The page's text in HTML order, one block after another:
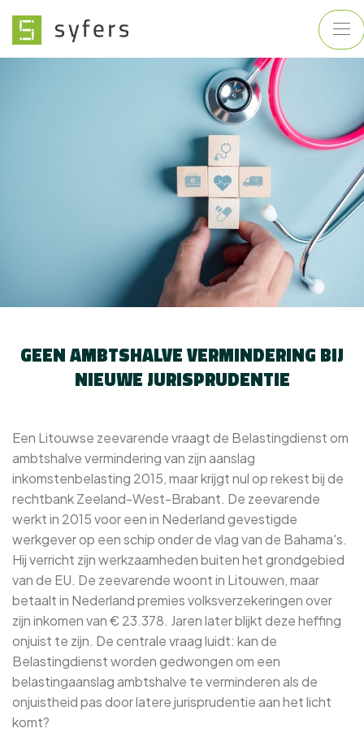
GEEN AMBTSHALVE VERMINDERING BIJ
NIEUWE JURISPRUDENTIE
Een Litouwse zeevarende vraagt de Belastingdienst om
ambtshalve vermindering van zijn aanslag
inkomstenbelasting 2015, maar krijgt nul op rekest bij de
rechtbank Zeeland-West-Brabant. De zeevarende
werkt in 2015 voor een in Nederland gevestigde
werkgever op een schip onder de vlag van de Bahama's.
Hij verricht zijn werkzaamheden buiten het grondgebied
van de EU. De zeevarende woont in Litouwen, maar
betaalt in Nederland premies volksverzekeringen over
zijn inkomen van € 23.378. Jaren later blijkt deze heffing
onjuist te zijn. De centrale vraag luidt: kan de
Belastingdienst worden gedwongen om een
belastingaanslag ambtshalve te verminderen als de
onjuistheid pas door latere jurisprudentie aan het licht
komt?